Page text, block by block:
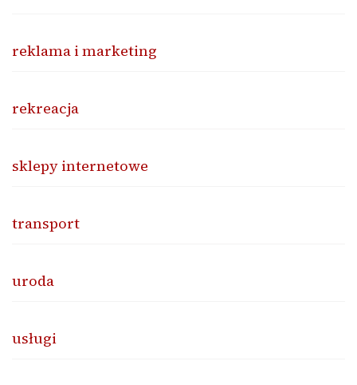
reklama i marketing
rekreacja
sklepy internetowe
transport
uroda
usługi